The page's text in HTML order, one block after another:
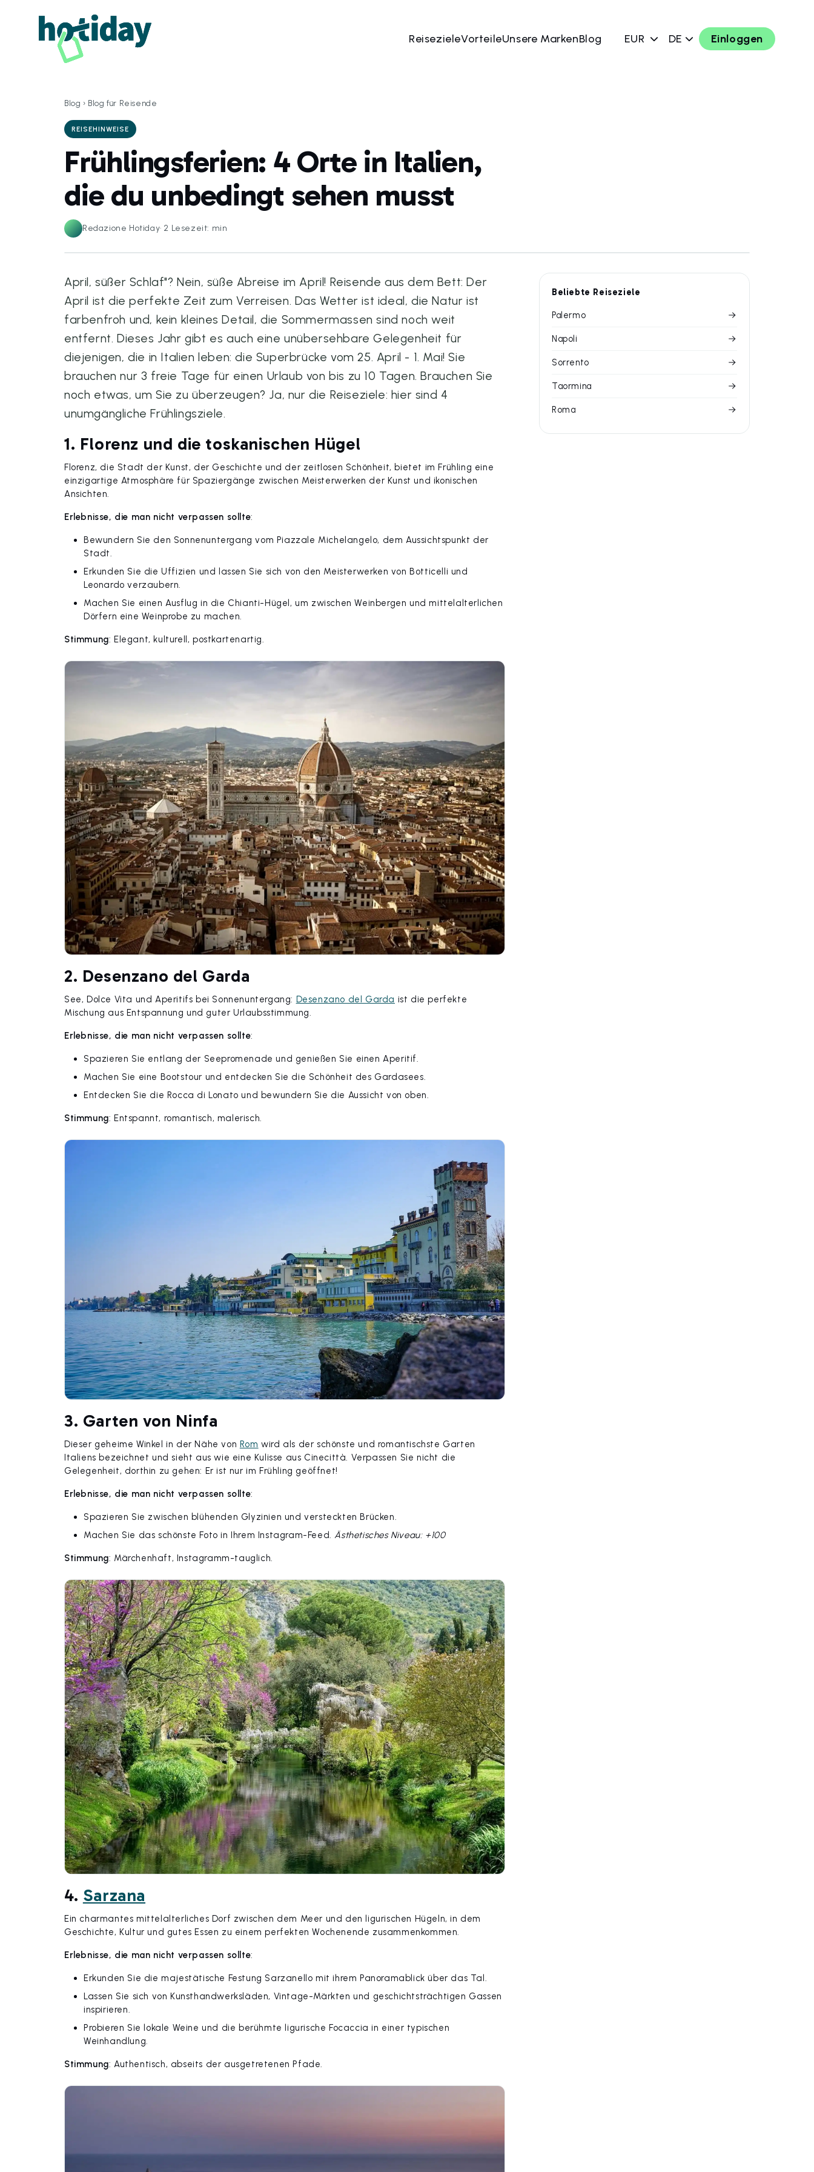
ReisezieleVorteileUnsere MarkenBlog EUR DE Einloggen
Blog › Blog für Reisende
REISEHINWEISE
Frühlingsferien: 4 Orte in Italien,
die du unbedingt sehen musst
Redazione Hotiday· 2 Lesezeit: min
April, süßer Schlaf"? Nein, süße Abreise im April! Reisende aus dem Bett: Der
April ist die perfekte Zeit zum Verreisen. Das Wetter ist ideal, die Natur ist
farbenfroh und, kein kleines Detail, die Sommermassen sind noch weit
entfernt. Dieses Jahr gibt es auch eine unübersehbare Gelegenheit für
diejenigen, die in Italien leben: die Superbrücke vom 25. April - 1. Mai! Sie
brauchen nur 3 freie Tage für einen Urlaub von bis zu 10 Tagen. Brauchen Sie
noch etwas, um Sie zu überzeugen? Ja, nur die Reiseziele: hier sind 4
unumgängliche Frühlingsziele.
1. Florenz und die toskanischen Hügel
Florenz, die Stadt der Kunst, der Geschichte und der zeitlosen Schönheit, bietet im Frühling eine
einzigartige Atmosphäre für Spaziergänge zwischen Meisterwerken der Kunst und ikonischen
Ansichten.
Erlebnisse, die man nicht verpassen sollte:
Bewundern Sie den Sonnenuntergang vom Piazzale Michelangelo, dem Aussichtspunkt der
Stadt.
Erkunden Sie die Uffizien und lassen Sie sich von den Meisterwerken von Botticelli und
Leonardo verzaubern.
Machen Sie einen Ausflug in die Chianti-Hügel, um zwischen Weinbergen und mittelalterlichen
Dörfern eine Weinprobe zu machen.
Stimmung: Elegant, kulturell, postkartenartig.
2. Desenzano del Garda
See, Dolce Vita und Aperitifs bei Sonnenuntergang: Desenzano del Garda ist die perfekte
Mischung aus Entspannung und guter Urlaubsstimmung.
Erlebnisse, die man nicht verpassen sollte:
Spazieren Sie entlang der Seepromenade und genießen Sie einen Aperitif.
Machen Sie eine Bootstour und entdecken Sie die Schönheit des Gardasees.
Entdecken Sie die Rocca di Lonato und bewundern Sie die Aussicht von oben.
Stimmung: Entspannt, romantisch, malerisch.
3. Garten von Ninfa
Dieser geheime Winkel in der Nähe von Rom wird als der schönste und romantischste Garten
Italiens bezeichnet und sieht aus wie eine Kulisse aus Cinecittà. Verpassen Sie nicht die
Gelegenheit, dorthin zu gehen: Er ist nur im Frühling geöffnet!
Erlebnisse, die man nicht verpassen sollte:
Spazieren Sie zwischen blühenden Glyzinien und versteckten Brücken.
Machen Sie das schönste Foto in Ihrem Instagram-Feed.Ästhetisches Niveau: +100
Stimmung: Märchenhaft, Instagramm-tauglich.
4. Sarzana
Ein charmantes mittelalterliches Dorf zwischen dem Meer und den ligurischen Hügeln, in dem
Geschichte, Kultur und gutes Essen zu einem perfekten Wochenende zusammenkommen.
Erlebnisse, die man nicht verpassen sollte:
Erkunden Sie die majestätische Festung Sarzanello mit ihrem Panoramablick über das Tal.
Lassen Sie sich von Kunsthandwerksläden, Vintage-Märkten und geschichtsträchtigen Gassen
inspirieren.
Probieren Sie lokale Weine und die berühmte ligurische Focaccia in einer typischen
Weinhandlung.
Stimmung: Authentisch, abseits der ausgetretenen Pfade.
Beliebte Reiseziele
Palermo
Napoli
Sorrento
Taormina
Roma